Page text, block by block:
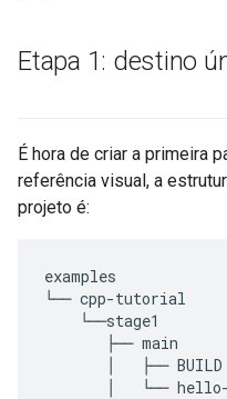
Etapa 1: destino
É hora de criar a primeira
referência visual, a
projeto é:
examples
└── cpp-tutorial
    └──stage1
       ├── main
       │   ├── BUILD
│   └──